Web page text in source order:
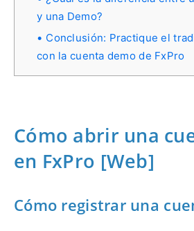
y una Demo?
Conclusión: Practique el
con la cuenta demo de FxPro
Cómo abrir una
en FxPro [Web]
Cómo registrar una